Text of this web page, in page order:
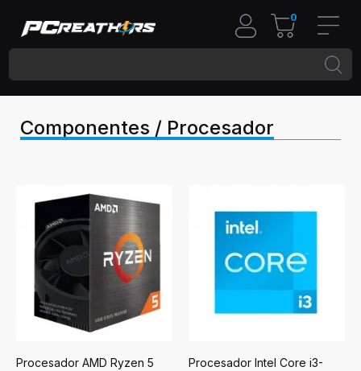
0
Componentes / Procesador
Procesador AMD Ryzen 5
Procesador Intel Core i3-